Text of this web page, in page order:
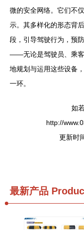
微的安全网络。它们不
示。其多样化的形态背
段，引导驾驶行为，预
——无论是驾驶员、乘
地规划与运用这些设备
一环。
如
http://
更新时
最新产品